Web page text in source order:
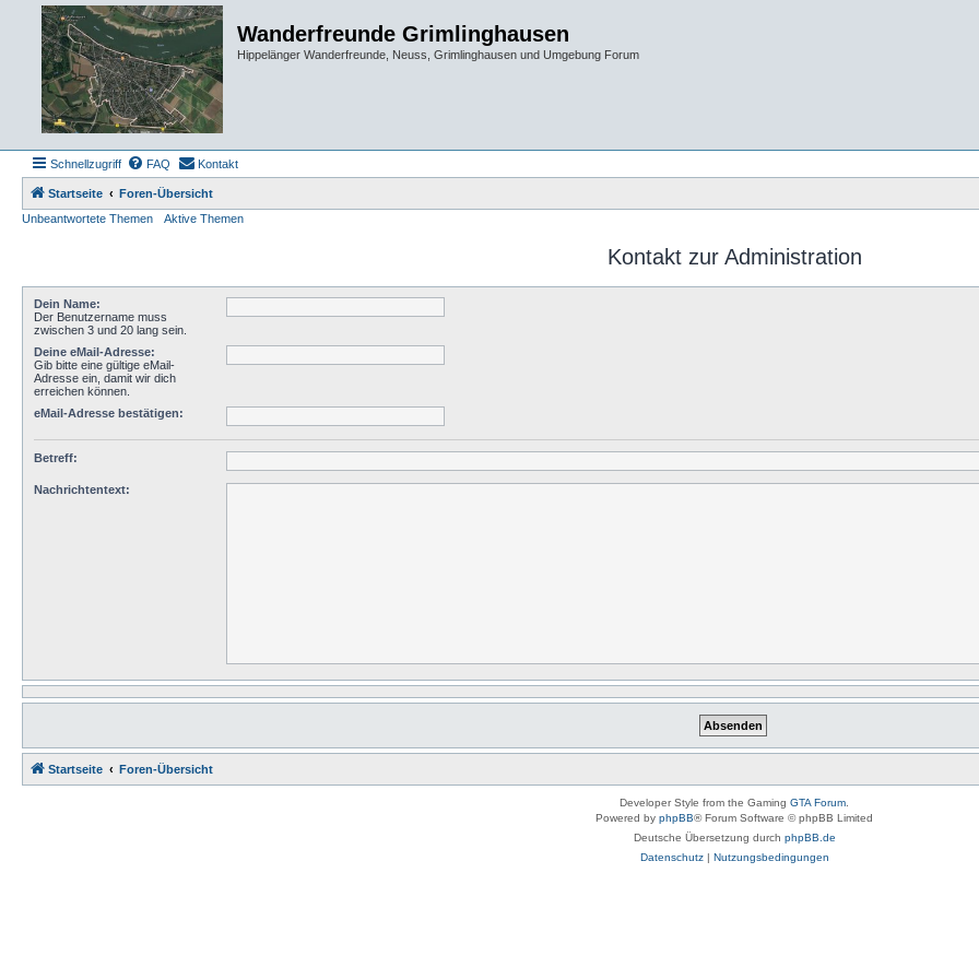
Wanderfreunde Grimlinghausen
Hippelänger Wanderfreunde, Neuss, Grimlinghausen und Umgebung Forum
Schnellzugriff FAQ Kontakt
Startseite
Foren-Übersicht
Unbeantwortete Themen
Aktive Themen
Kontakt zur Administration
Dein Name:
Der Benutzername muss
zwischen 3 und 20 lang sein.
Deine eMail-Adresse:
Gib bitte eine gültige eMail-
Adresse ein, damit wir dich
erreichen können.
eMail-Adresse bestätigen:
Betreff:
Nachrichtentext:
Startseite Foren-Übersicht
Developer Style from the Gaming GTA Forum
Powered by phpBB® Forum Software © phpBB Limited
Deutsche Übersetzung durch phpBB.de
Datenschutz| Nutzungsbedingungen